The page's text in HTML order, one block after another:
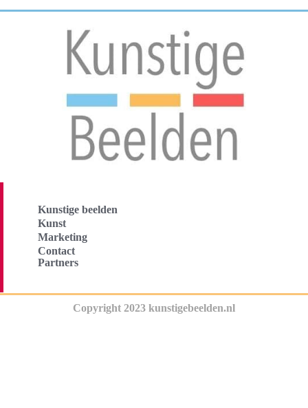
Kunstige beelden
Kunst
Marketing
Contact
Partners
Copyright 2023 kunstigebeelden.nl